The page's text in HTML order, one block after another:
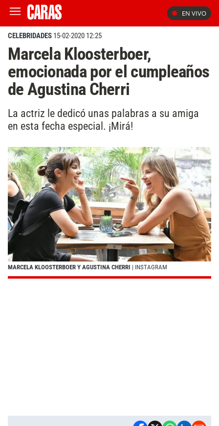
EN VIVO
CELEBRIDADES 15-02-2020 12:25
Marcela Kloosterboer,
emocionada por el cumpleaños
de Agustina Cherri
La actriz le dedicó unas palabras a su amiga
en esta fecha especial. ¡Mirá!
MARCELA KLOOSTERBOER Y AGUSTINA CHERRI | INSTAGRAM